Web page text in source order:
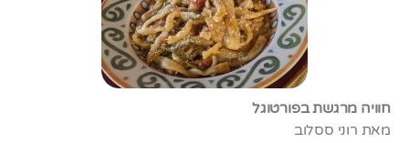
חוויה מרגשת בפורטוגל
מאת רוני ססלוב